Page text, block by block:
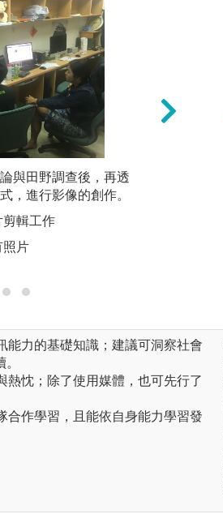
與田野調查後，再透
，進行影像的創作。
剪輯工作
照片
能力的基礎知識；建議可洞察社會
熱忱；除了使用媒體，也可先行了
合作學習，且能依自身能力學習發